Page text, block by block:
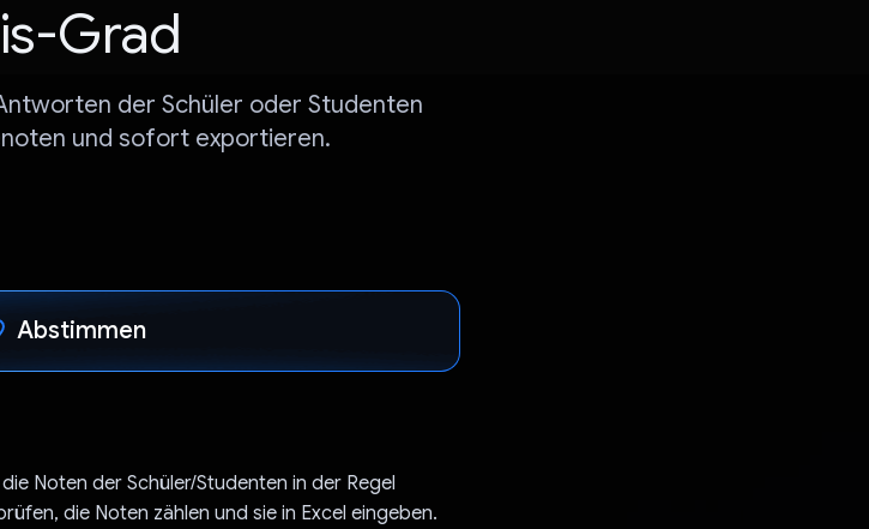
Grad
der Schüler oder Studenten
und sofort exportieren.
Abstimmen
Noten der Schüler/Studenten in der Regel
die Noten zählen und sie in Excel eingeben.